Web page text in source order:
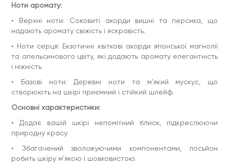
З лосьйоном для тіла Victoria's Secret Love Spell Shimmer
Fragrance Lotion кожен ваш день стане більш чарівним і
запам'ятовуваним, завдяки чуттєвому аромату і догляду
для вашої шкіри.
Ноти аромату:
• Верхні ноти: Соковиті акорди вишні та персика, що
надають аромату свіжість і яскравість.
• Ноти серця: Екзотичні квіткові акорди японської магнолії
та апельсинового цвіту, які додають аромату елегантність
і ніжність.
• Базові ноти: Деревні ноти та м'який мускус, що
створюють на шкірі приємний і стійкий шлейф.
Основні характеристики:
• Додає вашій шкірі непомітний блиск, підкреслюючи
природну красу.
• Збагачений зволожуючими компонентами, лосьйон
робить шкіру м'якою і шовковистою.